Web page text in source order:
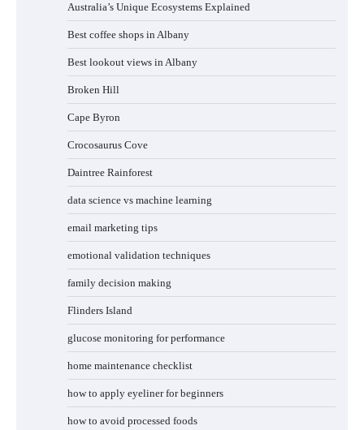
Australia’s Unique Ecosystems Explained
Best coffee shops in Albany
Best lookout views in Albany
Broken Hill
Cape Byron
Crocosaurus Cove
Daintree Rainforest
data science vs machine learning
email marketing tips
emotional validation techniques
family decision making
Flinders Island
glucose monitoring for performance
home maintenance checklist
how to apply eyeliner for beginners
how to avoid processed foods